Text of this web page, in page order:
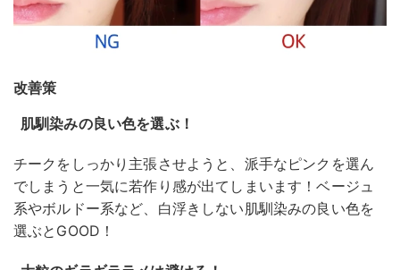
改善策
肌馴染みの良い色を選ぶ！
チークをしっかり主張させようと、派手なピンクを選ん
でしまうと一気に若作り感が出てしまいます！ベージュ
系やボルドー系など、白浮きしない肌馴染みの良い色を
選ぶとGOOD！